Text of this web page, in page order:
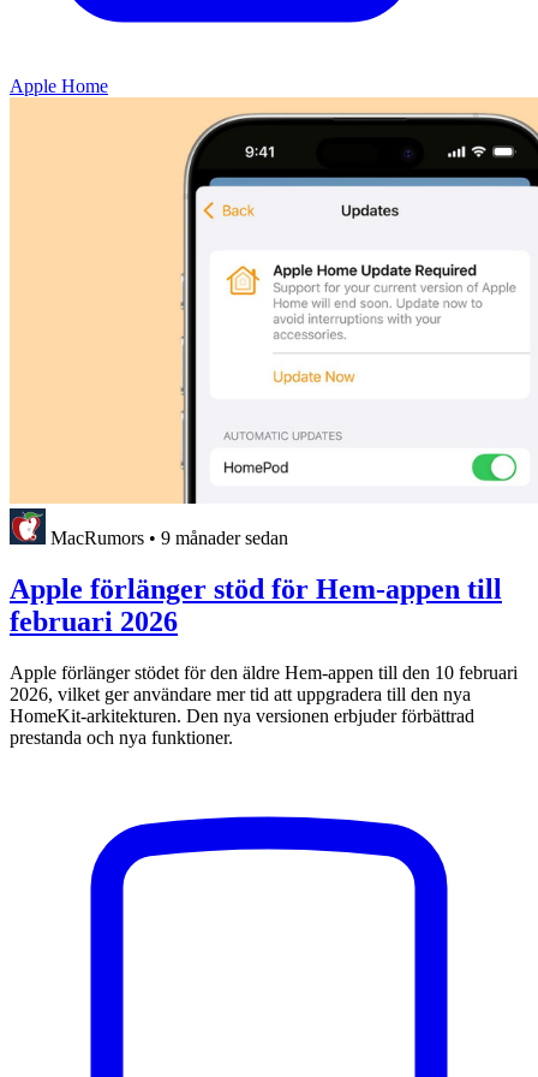
Apple Home
MacRumors • 9 månader sedan
Apple förlänger stöd för Hem-appen till
februari 2026
Apple förlänger stödet för den äldre Hem-appen till den 10 februari
2026, vilket ger användare mer tid att uppgradera till den nya
HomeKit-arkitekturen. Den nya versionen erbjuder förbättrad
prestanda och nya funktioner.